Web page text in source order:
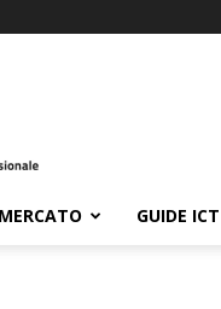
MERCATO GUIDE ICT